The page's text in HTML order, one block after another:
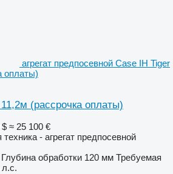
агрегат предпосевной Case IH Tiger
оплаты)
(рассрочка оплаты)
$ ≈ 25 100 €
- агрегат предпосевной
Глубина обработки 120 мм Требуемая
л.с.